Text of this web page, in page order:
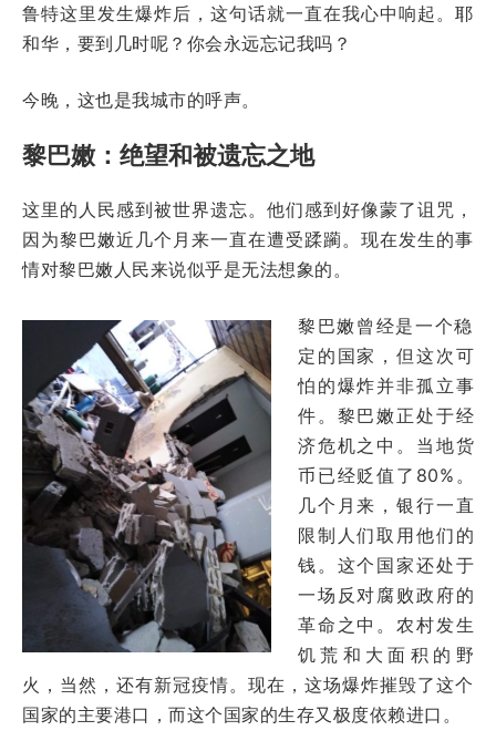
鲁特这里发生爆炸后，这句话就一直在我心中响起。耶
和华，要到几时呢？你会永远忘记我吗？
今晚，这也是我城市的呼声。
黎巴嫩：绝望和被遗忘之地
这里的人民感到被世界遗忘。他们感到好像蒙了诅咒，
因为黎巴嫩近几个月来一直在遭受蹂躏。现在发生的事
情对黎巴嫩人民来说似乎是无法想象的。
黎巴嫩曾经是一个稳
定的国家，但这次可
怕的爆炸并非孤立事
件。黎巴嫩正处于经
济危机之中。当地货
币已经贬值了80%。
几个月来，银行一直
限制人们取用他们的
钱。这个国家还处于
一场反对腐败政府的
革命之中。农村发生
饥荒和大面积的野
火，当然，还有新冠疫情。现在，这场爆炸摧毁了这个
国家的主要港口，而这个国家的生存又极度依赖进口。